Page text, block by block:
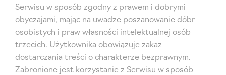
Serwisu w sposób zgodny z prawem i dobrymi
obyczajami, mając na uwadze poszanowanie dóbr
osobistych i praw własności intelektualnej osób
trzecich. Użytkownika obowiązuje zakaz
dostarczania treści o charakterze bezprawnym.
Zabronione jest korzystanie z Serwisu w sposób